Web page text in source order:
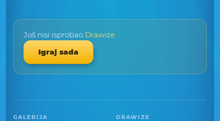
Još nisi isprobao Drawize
Igraj sada
GALERIJA DRAWIZE